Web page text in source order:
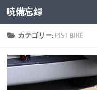
コンテンツへスキップ
暁備忘録
カテゴリー: PIST BIKE